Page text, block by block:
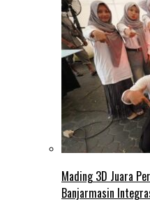
Mading 3D Juara
Banjarmasin